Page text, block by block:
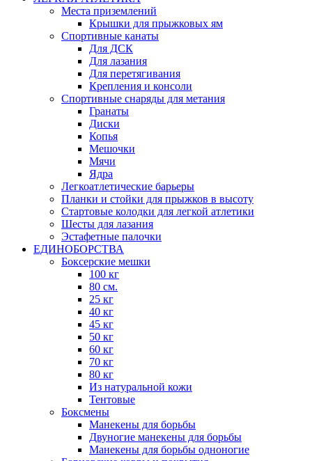
Места приземлений
Крышки для прыжковых ям
Спортивные канаты
Для ДСК
Для лазания
Для перетягивания
Крепления и консоли
Спортивные снаряды для метания
Гранаты
Диски
Копья
Мешочки
Мячи
Ядра
Легкоатлетические барьеры
Планки и стойки для прыжков в высоту
Стартовые колодки для легкой атлетики
Шесты для лазания
Эстафетные палочки
ЕДИНОБОРСТВА
Боксерские мешки
100 кг
80 см.
25 кг
40 кг
45 кг
50 кг
60 кг
70 кг
80 кг
Из натуральной кожи
Тентовые
Боксмены
Манекены для борьбы
Двуногие манекены для борьбы
Манекены для борьбы одноногие